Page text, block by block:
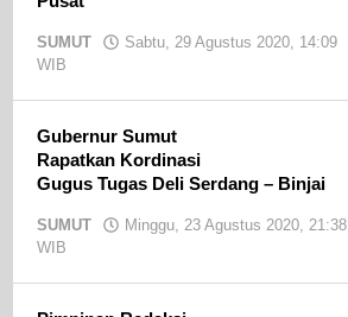
SUMUT
Sabtu, 29 Agustus 2020, 14:09
WIB
Gubernur Sumut
Rapatkan Kordinasi
Gugus Tugas Deli Serdang – Binjai
SUMUT
Minggu, 23 Agustus 2020, 21:38
WIB